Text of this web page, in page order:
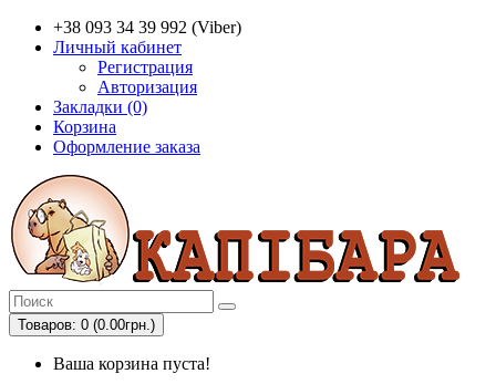
+38 093 34 39 992 (Viber)
Личный кабинет
Регистрация
Авторизация
Закладки (0)
Корзина
Оформление заказа
Товаров: 0 (0.00грн.)
Ваша корзина пуста!